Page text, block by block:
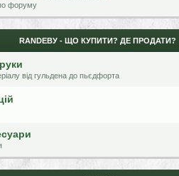
форуму
RANDЕВУ - ЩО КУПИТИ? ДЕ ПРОДАТИ?
від гульдена до пьєдфорта